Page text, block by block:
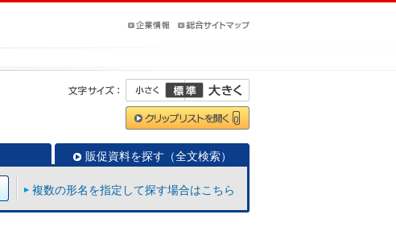
販促資料を探す（全文検索）
複数の形名を指定して探す場合はこちら